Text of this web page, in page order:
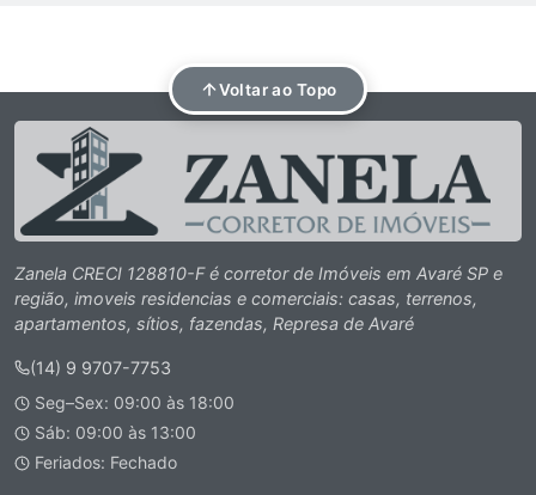
Voltar ao Topo
Zanela CRECI 128810-F é corretor de Imóveis em Avaré SP e
região, imoveis residencias e comerciais: casas, terrenos,
apartamentos, sítios, fazendas, Represa de Avaré
(14) 9 9707-7753
Seg–Sex: 09:00 às 18:00
Sáb: 09:00 às 13:00
Feriados: Fechado